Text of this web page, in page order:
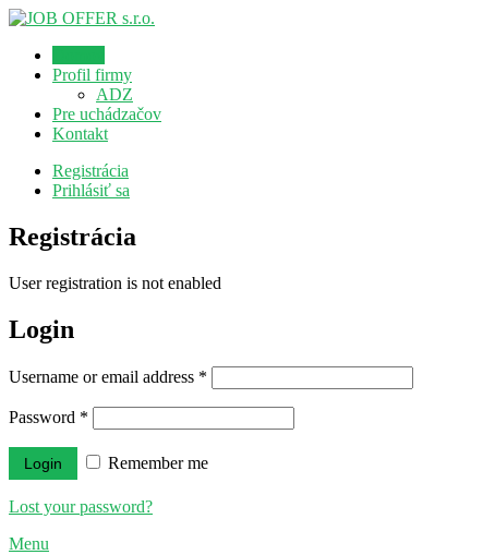
Profil firmy
ADZ
Pre uchádzačov
Kontakt
Registrácia
Prihlásiť sa
Registrácia
User registration is not enabled
Login
Username or email address *
Password *
Remember me
Lost your password?
Menu